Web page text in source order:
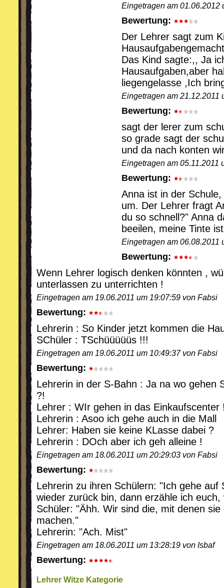
Eingetragen am 01.06.2012
Bewertung:
Der Lehrer sagt zum
Das Kind sagte:,, Ja
Hausaufgaben,aber
liegengelasse ,Ich
Eingetragen am 21.12.2011
Bewertung:
sagt der lerer zum
so grade sagt der
und da nach konten
Eingetragen am 05.11.2011
Bewertung:
Anna ist in der
um. Der Lehrer fragt
du so schnell?" Anna
beeilen, meine Tinte
Eingetragen am 06.08.2011
Bewertung:
Wenn Lehrer logisch denken könnten ,
unterlassen zu unterrichten !
Eingetragen am 19.06.2011 um 19:07:59 von Fabsi
Bewertung:
Lehrerin : So Kinder jetzt kommen die
SChüler : TSchüüüüüs !!!
Eingetragen am 19.06.2011 um 10:49:37 von Fabsi
Bewertung:
Lehrerin in der S-Bahn : Ja na wo gehen
?!
Lehrer : WIr gehen in das Einkaufscenter
Lehrerin : Asoo ich gehe auch in die Mall
Lehrer: Haben sie keine KLasse dabei ?
Lehrerin : DOch aber ich geh alleine !
Eingetragen am 18.06.2011 um 20:29:03 von Fabsi
Bewertung:
Lehrerin zu ihren Schülern: "Ich gehe auf
wieder zurück bin, dann erzähle ich euch,
Schüler: "Ähh. Wir sind die, mit denen
machen."
Lehrerin: "Ach. Mist"
Eingetragen am 18.06.2011 um 13:28:19 von Isbaf
Bewertung:
Lehrer Witze Kategorie